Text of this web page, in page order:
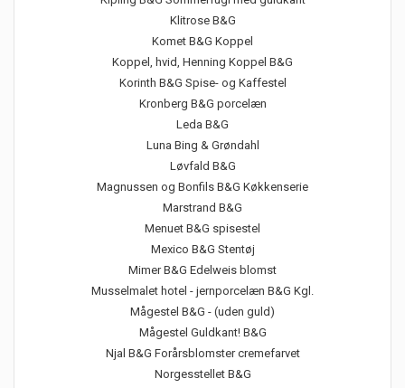
Klitrose B&G
Komet B&G Koppel
Koppel, hvid, Henning Koppel B&G
Korinth B&G Spise- og Kaffestel
Kronberg B&G porcelæn
Leda B&G
Luna Bing & Grøndahl
Løvfald B&G
Magnussen og Bonfils B&G Køkkenserie
Marstrand B&G
Menuet B&G spisestel
Mexico B&G Stentøj
Mimer B&G Edelweis blomst
Musselmalet hotel - jernporcelæn B&G Kgl.
Mågestel B&G - (uden guld)
Mågestel Guldkant! B&G
Njal B&G Forårsblomster cremefarvet
Norgesstellet B&G